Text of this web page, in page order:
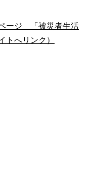
ージ 「被災者生活
トへリンク）